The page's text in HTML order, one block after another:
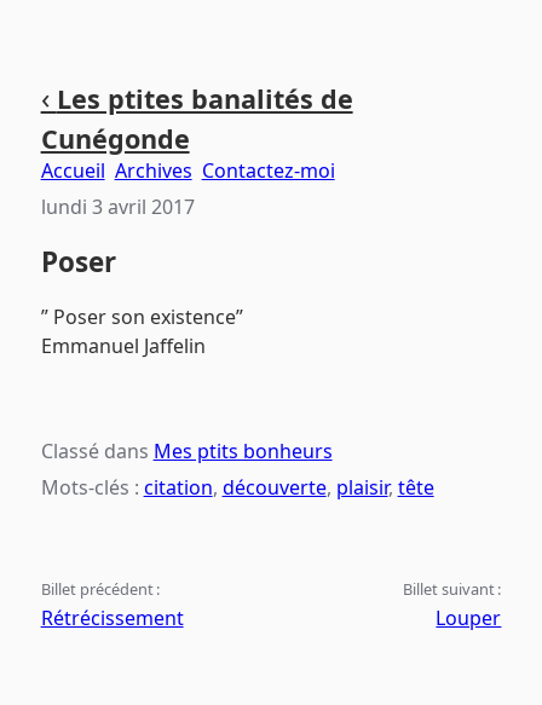
contenu
principal
menu
principal
page
‹ Les ptites banalités de
Cunégonde
Accueil Archives Contactez-moi
lundi 3 avril 2017
Poser
” Poser son existence”
Emmanuel Jaffelin
Classé dans Mes ptits bonheurs
Mots-clés : citation, découverte, plaisir, tête
Billet précédent :
Rétrécissement
Billet suivant :
Louper